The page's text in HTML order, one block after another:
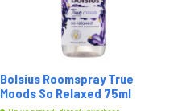
Bolsius Roomspray True
Moods So Relaxed 75ml